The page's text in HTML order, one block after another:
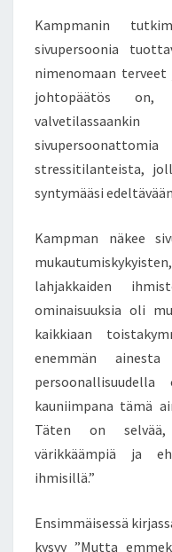
Kampmanin
sivupersoonia
nimenomaan
johtopäätös
stressitilanteista,
syntymääsi
Kampman näkee
lahjakkaiden
ominaisuuksia oli
kaikkiaan
enemmän
kauniimpana tämä
Täten on
värikkäämpiä ja
ihmisillä.”
Ensimmäisessä
kysyy ”Mutta